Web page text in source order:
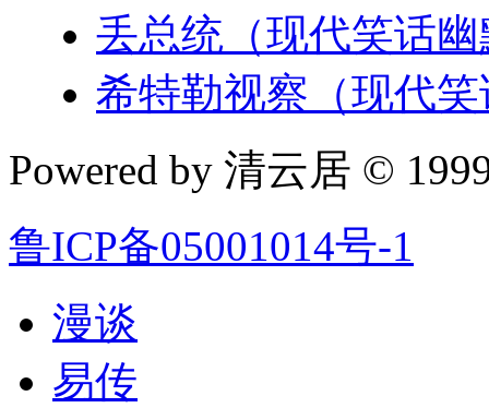
丢总统（现代笑话
希特勒视察（现代
Powered by 清云居 ©
鲁ICP备05001014号-1
漫谈
易传